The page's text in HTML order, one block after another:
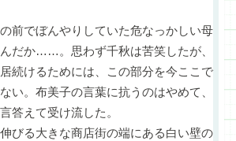
前でぼんやりしていた危なっかしい母
だか……。思わず千秋は苦笑したが、
続けるためには、この部分を今ここで
い。布美子の言葉に抗うのはやめて、
答えて受け流した。
びる大きな商店街の端にある白い壁の